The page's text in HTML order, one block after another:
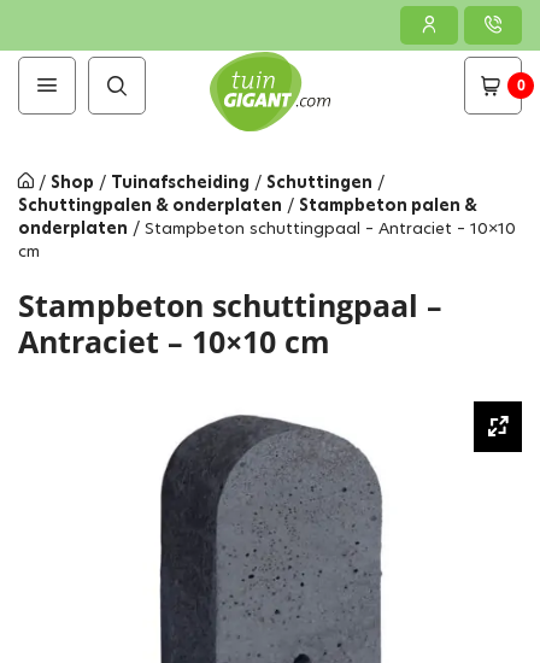
0
/ Shop / Tuinafscheiding / Schuttingen /
Schuttingpalen & onderplaten / Stampbeton palen &
onderplaten / Stampbeton schuttingpaal – Antraciet – 10×10
cm
Stampbeton schuttingpaal –
Antraciet – 10×10 cm